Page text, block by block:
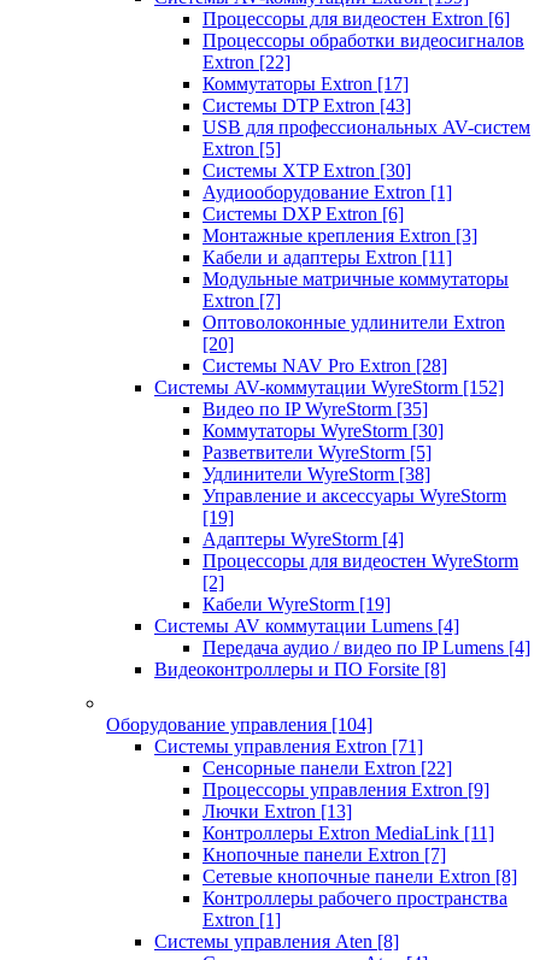
Процессоры для видеостен Extron [6]
Процессоры обработки видеосигналов
Extron [22]
Коммутаторы Extron [17]
Системы DTP Extron [43]
USB для профессиональных AV-систем
Extron [5]
Системы XTP Extron [30]
Аудиооборудование Extron [1]
Системы DXP Extron [6]
Монтажные крепления Extron [3]
Кабели и адаптеры Extron [11]
Модульные матричные коммутаторы
Extron [7]
Оптоволоконные удлинители Extron
[20]
Системы NAV Pro Extron [28]
Системы AV-коммутации WyreStorm [152]
Видео по IP WyreStorm [35]
Коммутаторы WyreStorm [30]
Разветвители WyreStorm [5]
Удлинители WyreStorm [38]
Управление и аксессуары WyreStorm
[19]
Адаптеры WyreStorm [4]
Процессоры для видеостен WyreStorm
[2]
Кабели WyreStorm [19]
Системы AV коммутации Lumens [4]
Передача аудио / видео по IP Lumens [4]
Видеоконтроллеры и ПО Forsite [8]
Оборудование управления [104]
Системы управления Extron [71]
Сенсорные панели Extron [22]
Процессоры управления Extron [9]
Лючки Extron [13]
Контроллеры Extron MediaLink [11]
Кнопочные панели Extron [7]
Сетевые кнопочные панели Extron [8]
Контроллеры рабочего пространства
Extron [1]
Системы управления Aten [8]